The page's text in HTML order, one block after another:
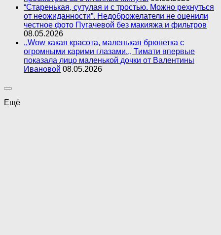
“Старенькая, сутулая и с тростью. Можно рехнуться
от неожиданности”. Недоброжелатели не оценили
честное фото Пугачевой без макияжа и фильтров
08.05.2026
,,Wow какая красота, маленькая брюнетка с
огромными карими глазами.,, Тимати впервые
показала лицо маленькой дочки от Валентины
Ивановой 08.05.2026
Ещё